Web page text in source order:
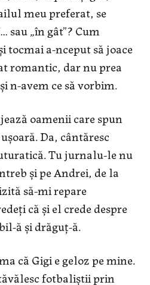
meu preferat, se
sau „în gât”? Cum
tocmai a-nceput să joace
romantic, dar nu prea
n-avem ce să vorbim.
oamenii care spun
Da, cântăresc
Tu jurnalu-le nu
și pe Andrei, de la
să-mi repare
că și el crede despre
ă și drăguț-ă.
că Gigi e geloz pe mine.
fotbaliștii prin